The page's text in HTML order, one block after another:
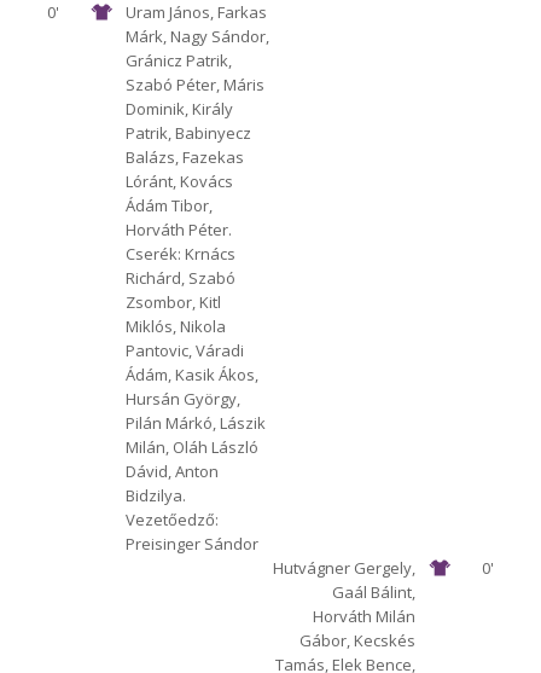
1912 Előre
0'
Uram János, Farkas
Márk, Nagy Sándor,
Gránicz Patrik,
Szabó Péter, Máris
Dominik, Király
Patrik, Babinyecz
Balázs, Fazekas
Lóránt, Kovács
Ádám Tibor,
Horváth Péter.
Cserék: Krnács
Richárd, Szabó
Zsombor, Kitl
Miklós, Nikola
Pantovic, Váradi
Ádám, Kasik Ákos,
Hursán György,
Pilán Márkó, Lászik
Milán, Oláh László
Dávid, Anton
Bidzilya.
Vezetőedző:
Preisinger Sándor
0'
Hutvágner Gergely,
Gaál Bálint,
Horváth Milán
Gábor, Kecskés
Tamás, Elek Bence,